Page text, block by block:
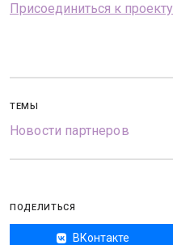
Присоединиться к проекту
ТЕМЫ
Новости партнеров
ПОДЕЛИТЬСЯ
ВКонтакте